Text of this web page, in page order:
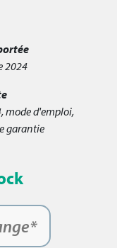
2024
mode d'emploi,
garantie